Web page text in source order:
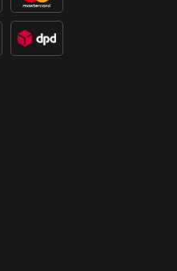
LINKEDIN
ONS OP PINTEREST